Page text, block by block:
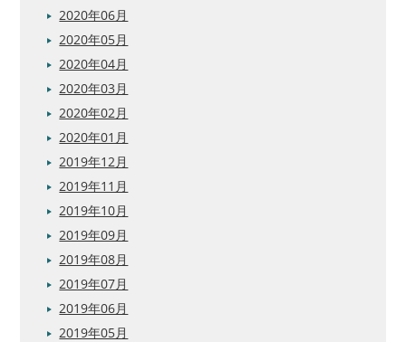
2020年06月
2020年05月
2020年04月
2020年03月
2020年02月
2020年01月
2019年12月
2019年11月
2019年10月
2019年09月
2019年08月
2019年07月
2019年06月
2019年05月